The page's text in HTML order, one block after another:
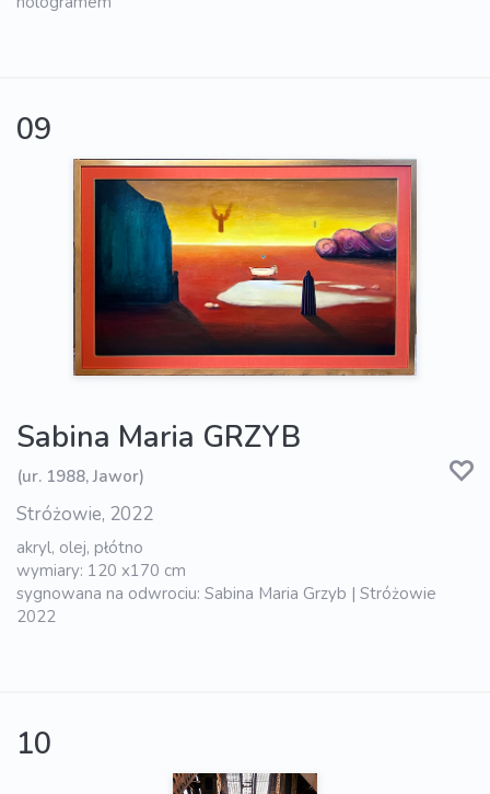
09
Sabina Maria GRZYB
(ur. 1988, Jawor)
Stróżowie, 2022
akryl, olej, płótno
wymiary: 120 x170 cm
sygnowana na odwrociu: Sabina Maria Grzyb | Stróżowie
2022
10